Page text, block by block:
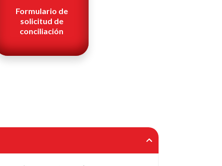
Formulario de
solicitud de
conciliación